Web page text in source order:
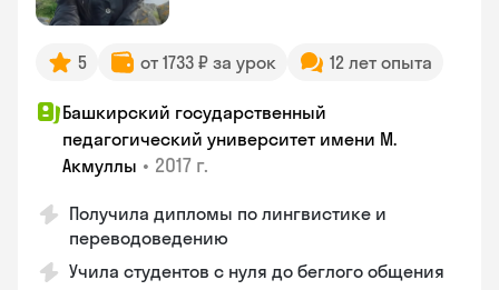
5 от 1733 ₽ за урок 12 лет опыта
Башкирский государственный
педагогический университет имени М.
Акмуллы • 2017 г.
Получила дипломы по лингвистике и
переводоведению
Учила студентов с нуля до беглого общения